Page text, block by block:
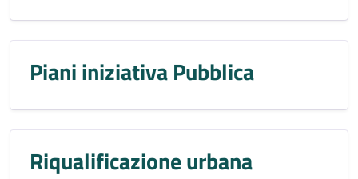
Piani iniziativa Pubblica
Riqualificazione urbana